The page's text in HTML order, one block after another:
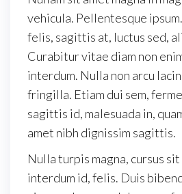
vehicula. Pellentesque
felis, sagittis at, luctus sed,
Curabitur vitae diam non
interdum. Nulla non arcu
fringilla. Etiam dui sem,
sagittis id, malesuada in,
amet nibh dignissim sagittis.
Nulla turpis magna, cursus
interdum id, felis. Duis